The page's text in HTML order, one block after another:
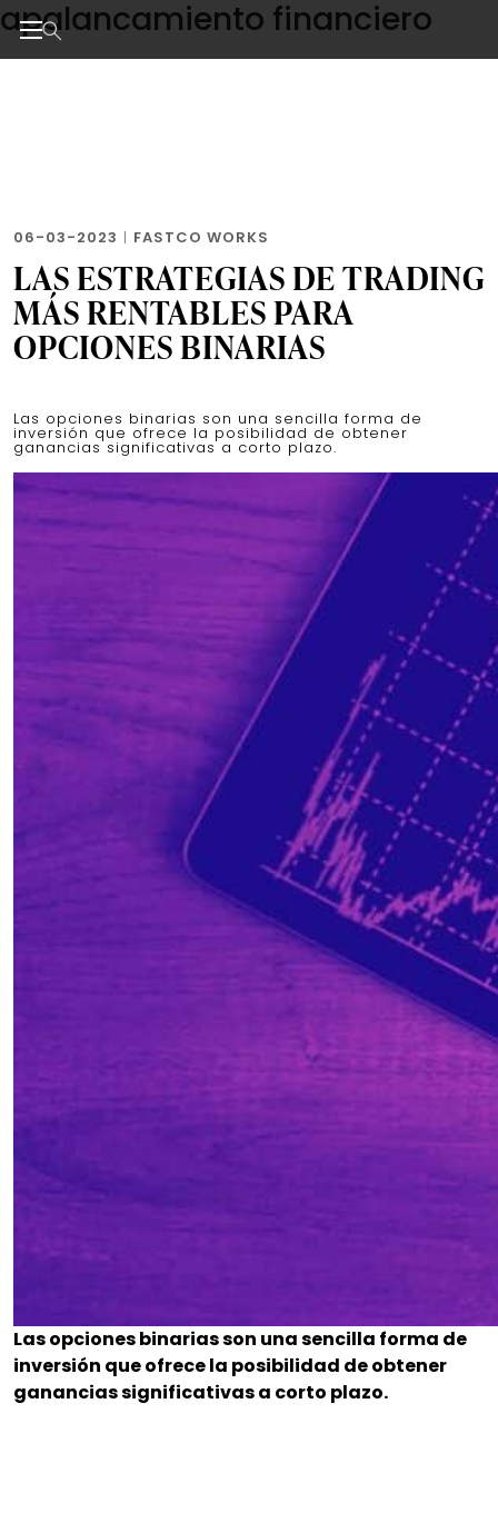
Skip
to
the
apalancamiento financiero
06-03-2023 | FASTCO WORKS
LAS ESTRATEGIAS DE TRADING
MÁS RENTABLES PARA
OPCIONES BINARIAS
Las opciones binarias son una sencilla forma de
inversión que ofrece la posibilidad de obtener
ganancias significativas a corto plazo.
Las opciones binarias son una sencilla forma de
inversión que ofrece la posibilidad de obtener
ganancias significativas a corto plazo.